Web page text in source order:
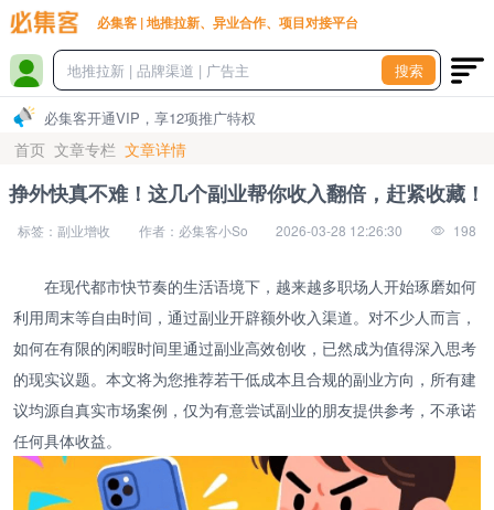
必集客 | 地推拉新、异业合作、项目对接平台
搜索
必集客开通VIP，享12项推广特权
首页 文章专栏 文章详情
挣外快真不难！这几个副业帮你收入翻倍，赶紧收藏！
标签：副业增收 作者：必集客小So 2026-03-28 12:26:30 198
在现代都市快节奏的生活语境下，越来越多职场人开始琢磨如何
利用周末等自由时间，通过副业开辟额外收入渠道。对不少人而言，
如何在有限的闲暇时间里通过副业高效创收，已然成为值得深入思考
的现实议题。本文将为您推荐若干低成本且合规的副业方向，所有建
议均源自真实市场案例，仅为有意尝试副业的朋友提供参考，不承诺
任何具体收益。